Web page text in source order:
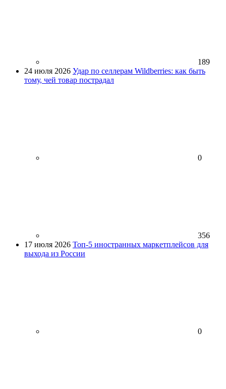
189
24 июля 2026 Удар по селлерам Wildberries: как быть
тому, чей товар пострадал
0
356
17 июля 2026 Топ-5 иностранных маркетплейсов для
выхода из России
0